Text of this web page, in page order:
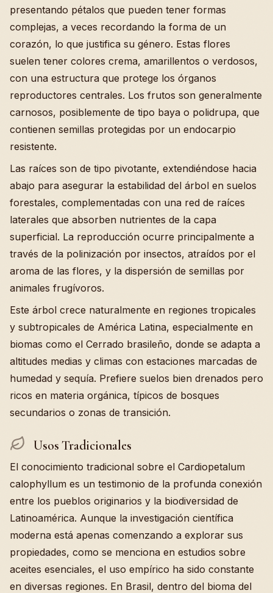
presentando pétalos que pueden tener formas
complejas, a veces recordando la forma de un
corazón, lo que justifica su género. Estas flores
suelen tener colores crema, amarillentos o verdosos,
con una estructura que protege los órganos
reproductores centrales. Los frutos son generalmente
carnosos, posiblemente de tipo baya o polidrupa, que
contienen semillas protegidas por un endocarpio
resistente.
Las raíces son de tipo pivotante, extendiéndose hacia
abajo para asegurar la estabilidad del árbol en suelos
forestales, complementadas con una red de raíces
laterales que absorben nutrientes de la capa
superficial. La reproducción ocurre principalmente a
través de la polinización por insectos, atraídos por el
aroma de las flores, y la dispersión de semillas por
animales frugívoros.
Este árbol crece naturalmente en regiones tropicales
y subtropicales de América Latina, especialmente en
biomas como el Cerrado brasileño, donde se adapta a
altitudes medias y climas con estaciones marcadas de
humedad y sequía. Prefiere suelos bien drenados pero
ricos en materia orgánica, típicos de bosques
secundarios o zonas de transición.
Usos Tradicionales
El conocimiento tradicional sobre el Cardiopetalum
calophyllum es un testimonio de la profunda conexión
entre los pueblos originarios y la biodiversidad de
Latinoamérica. Aunque la investigación científica
moderna está apenas comenzando a explorar sus
propiedades, como se menciona en estudios sobre
aceites esenciales, el uso empírico ha sido constante
en diversas regiones. En Brasil, dentro del bioma del